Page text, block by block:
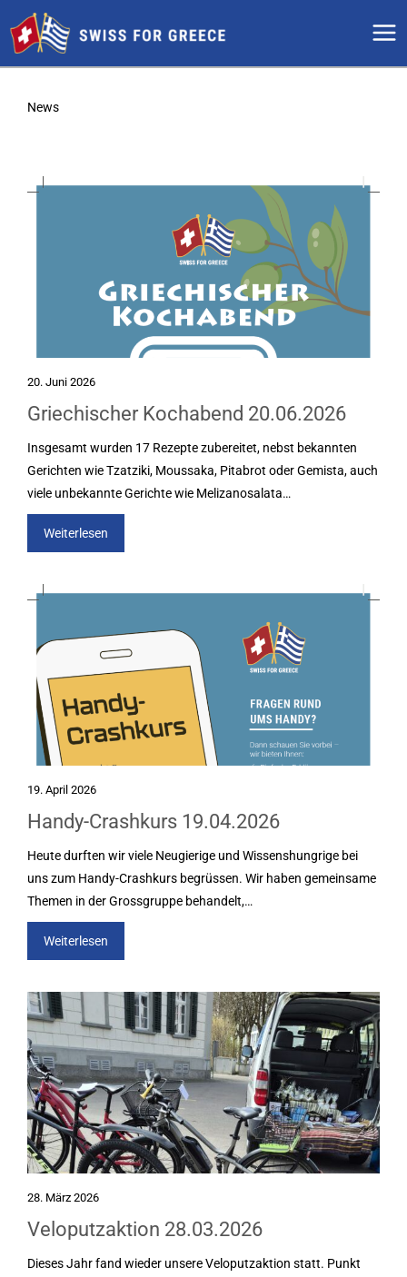
Inhalt
springen
News
20. Juni 2026
Griechischer Kochabend 20.06.2026
Insgesamt wurden 17 Rezepte zubereitet, nebst bekannten
Gerichten wie Tzatziki, Moussaka, Pitabrot oder Gemista, auch
viele unbekannte Gerichte wie Melizanosalata…
Weiterlesen
19. April 2026
Handy-Crashkurs 19.04.2026
Heute durften wir viele Neugierige und Wissenshungrige bei
uns zum Handy-Crashkurs begrüssen. Wir haben gemeinsame
Themen in der Grossgruppe behandelt,…
Weiterlesen
28. März 2026
Veloputzaktion 28.03.2026
Dieses Jahr fand wieder unsere Veloputzaktion statt. Punkt